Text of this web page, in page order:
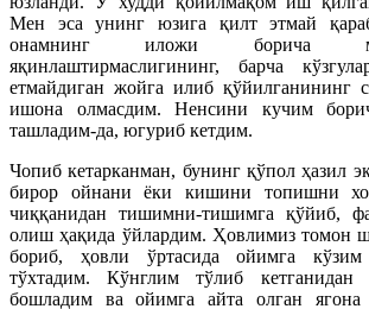
Мен эса унинг юзига қилт этмай
онамнинг иложи борича
яқинлаштирмаслигининг, барча
етмайдиган жойга илиб қўйилганининг
ишона олмасдим. Ненсини кучим
ташладим-да, югуриб кетдим.
Чопиб кетарканман, бунинг қўпол ҳазил
бирор ойнани ёки кишини топишни
чиққанидан тишимни-тишимга қўйиб,
олиш ҳақида ўйлардим. Ҳовлимиз томон
бориб, ҳовли ўртасида ойимга
тўхтадим. Кўнглим тўлиб кетганидан
бошладим ва ойимга айта олган